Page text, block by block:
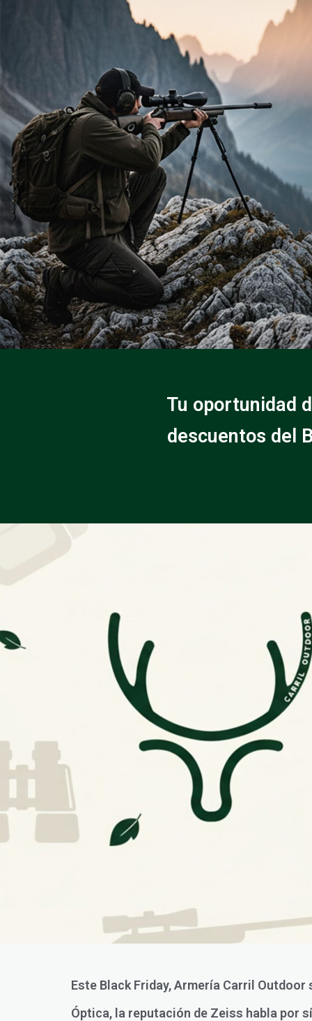
Tu oportunidad
descuentos del
Este Black Friday, Armería Carril
Óptica, la reputación de Zeiss habla por